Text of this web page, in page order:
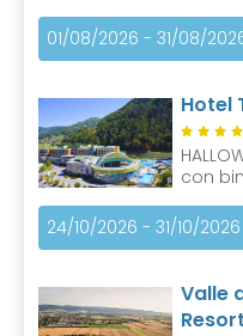
01/08/2026 - 31/08/
Hotel
con
24/10/2026 - 31/10/2026
Valle
Resort